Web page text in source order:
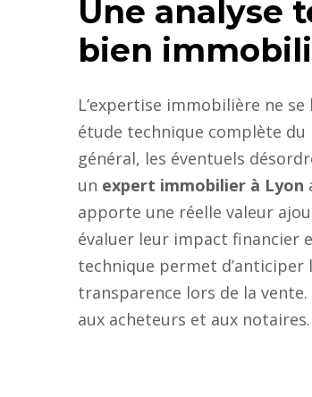
Une analyse
bien
L’expertise immobilière ne
étude technique complète du
général, les éventuels
un expert immobilier à Lyon
apporte une réelle valeur
évaluer leur impact financier
technique permet d’anticiper
transparence lors de la
aux acheteurs et aux notaires.